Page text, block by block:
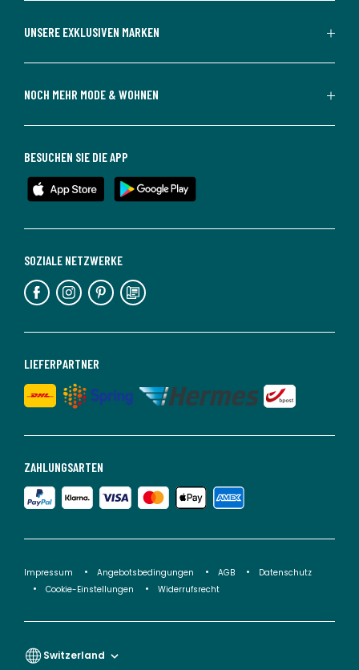
UNSERE EXKLUSIVEN MARKEN
NOCH MEHR MODE & WOHNEN
ZAHLUNGSARTEN
LIEFERPARTNER
SOZIALE NETZWERKE
BESUCHEN SIE DIE APP
Impressum Angebotsbedingungen AGB
Datenschutz
Cookie-Einstellungen
Widerrufsrecht
Switzerland